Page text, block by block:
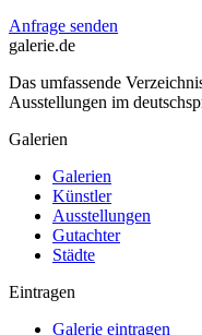
Anfrage senden
galerie.de
Das umfassende
Ausstellungen im
Galerien
Galerien
Künstler
Ausstellungen
Gutachter
Städte
Eintragen
Galerie eintragen